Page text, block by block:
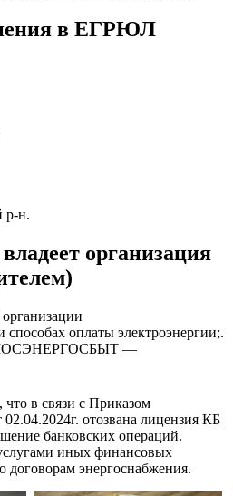
в ЕГРЮЛ
р-н.
организация
способах оплаты электроэнергии;.
МОСЭНЕРГОСБЫТ —
что в связи с Приказом
отозвана лицензия КБ
банковских операций.
иных финансовых
договорам энергоснабжения.